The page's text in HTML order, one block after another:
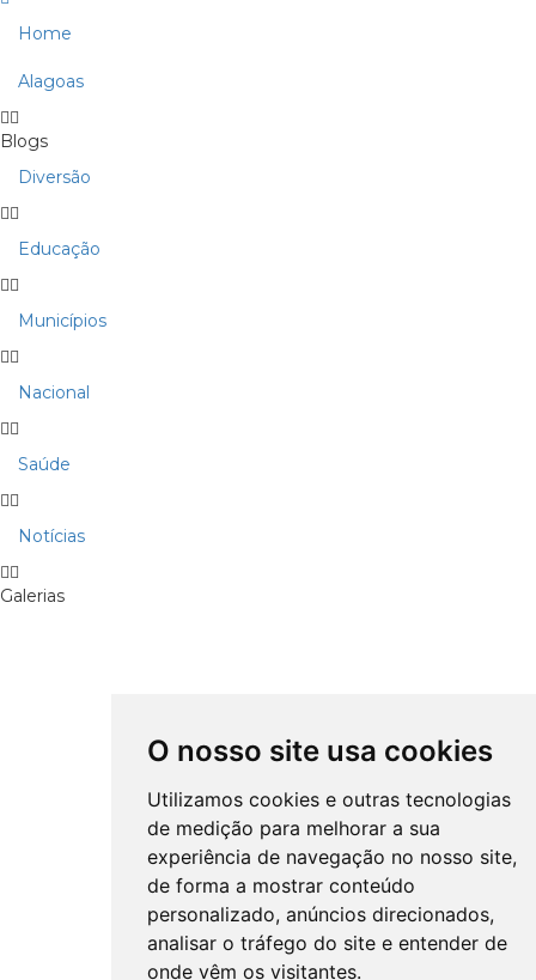
O nosso site usa cookies
Utilizamos cookies e outras tecnologias
de medição para melhorar a sua
experiência de navegação no nosso site,
de forma a mostrar conteúdo
personalizado, anúncios direcionados,
analisar o tráfego do site e entender de
onde vêm os visitantes.
Home
Alagoas
Blogs
Diversão
Educação
Municípios
Nacional
Saúde
Notícias
Galerias